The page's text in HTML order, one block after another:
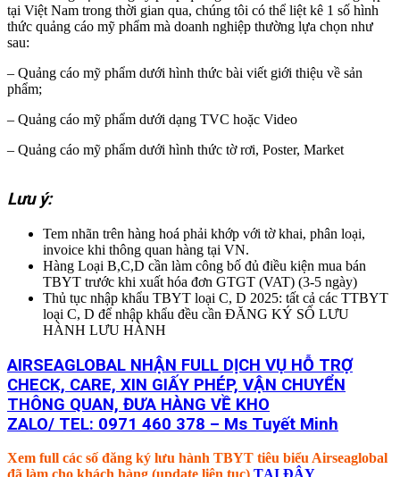
tại Việt Nam trong thời gian qua, chúng tôi có thể liệt kê 1 số hình
thức quảng cáo mỹ phẩm mà doanh nghiệp thường lựa chọn như
sau:
– Quảng cáo mỹ phẩm dưới hình thức bài viết giới thiệu về sản
phẩm;
– Quảng cáo mỹ phẩm dưới dạng TVC hoặc Video
– Quảng cáo mỹ phẩm dưới hình thức tờ rơi, Poster, Market
Lưu ý:
Tem nhãn trên hàng hoá phải khớp với tờ khai, phân loại,
invoice khi thông quan hàng tại VN.
Hàng Loại B,C,D cần làm công bố đủ điều kiện mua bán
TBYT trước khi xuất hóa đơn GTGT (VAT) (3-5 ngày)
Thủ tục nhập khẩu TBYT loại C, D 2025: tất cả các TTBYT
loại C, D để nhập khẩu đều cần ĐĂNG KÝ SỐ LƯU
HÀNH LƯU HÀNH
AIRSEAGLOBAL NHẬN FULL DỊCH VỤ HỖ TRỢ
CHECK, CARE, XIN GIẤY PHÉP, VẬN CHUYỂN
THÔNG QUAN, ĐƯA HÀNG VỀ KHO
ZALO/ TEL: 0971 460 378 – Ms Tuyết Minh
Xem full các số đăng ký lưu hành TBYT tiêu biểu Airseaglobal